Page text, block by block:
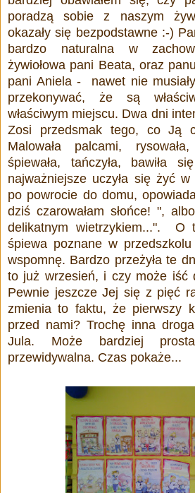
poradzą sobie z naszym
okazały się bezpodstawne :-)
bardzo naturalna w
żywiołowa pani Beata, oraz
pani Aniela - nawet nie
przekonywać, że są
właściwym miejscu. Dwa dni
Zosi przedsmak tego, co Ją
Malowała palcami,
śpiewała, tańczyła, bawiła
najważniejsze uczyła się żyć
po powrocie do domu,
dziś czarowałam słońce! ",
delikatnym wietrzykiem...". O
śpiewa poznane w
wspomnę. Bardzo przeżyła te
to już wrzesień, i czy może iść
Pewnie jeszcze Jej się z pięć
zmienia to faktu, że pierwszy
przed nami? Trochę inna
Jula. Może bardziej
przewidywalna. Czas pokaże...